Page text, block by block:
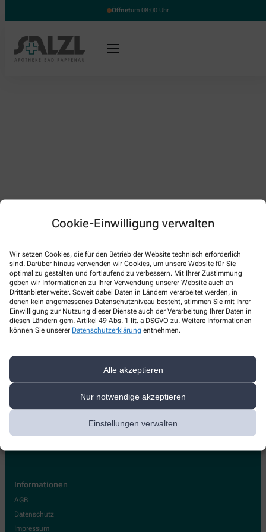
Cookie-Einwilligung verwalten
Wir setzen Cookies, die für den Betrieb der Website technisch erforderlich
sind. Darüber hinaus verwenden wir Cookies, um unsere Website für Sie
optimal zu gestalten und fortlaufend zu verbessern. Mit Ihrer Zustimmung
geben wir Informationen zu Ihrer Verwendung unserer Website auch an
Drittanbieter weiter. Soweit dabei Daten in Ländern verarbeitet werden, in
denen kein angemessenes Datenschutzniveau besteht, stimmen Sie mit Ihrer
Einwilligung zur Nutzung dieser Dienste auch der Verarbeitung Ihrer Daten in
diesen Ländern gem. Artikel 49 Abs. 1 lit. a DSGVO zu. Weitere Informationen
können Sie unserer Datenschutzerklärung entnehmen.
Alle akzeptieren
Nur notwendige akzeptieren
Einstellungen verwalten
Öffnetum 08:00 Uhr
Salzl-Apotheke Bad Rappenau
Raiffeisenstraße 1,74906 Bad Rappenau
+49-7264 /2 08 10 01
+49-7264/2084031
Informationen
AGB
Datenschutz
Impressum